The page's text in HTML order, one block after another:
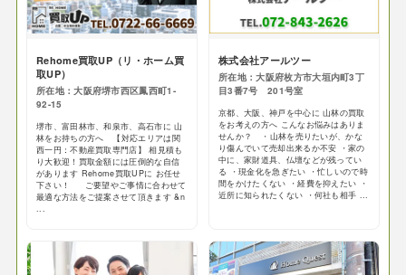
Rehome買取UP（リ・ホーム買
取UP）
所在地：大阪府堺市西区鳳西町1-
92-15
堺市、富田林市、和泉市、高石市に 山
林をお持ちの方へ 【対応エリアは関
西一円：不動産買取専門店】 相見積も
り大歓迎！買取金額には圧倒的な自信
があります Rehome買取UPに お任せ
下さい！ ご要望やご事情に合わせて
最適な方法をご提案させて頂きます &n
...
株式会社アールツー
所在地：大阪府枚方市大垣内町3丁
目3番7号 201号室
京都、大阪、神戸を中心に 山林の買取
をお考えの方へ こんなお悩みはありま
せんか？ ・山林を売りたいが、かな
り傷んでいて売却出来るか不安 ・家の
中に、家財道具、仏壇などが残ってい
る ・現金化を急ぎたい ・忙しいので時
間をかけたくない ・経費を抑えたい ・
近所に知られたくない ・何社も相手 ...